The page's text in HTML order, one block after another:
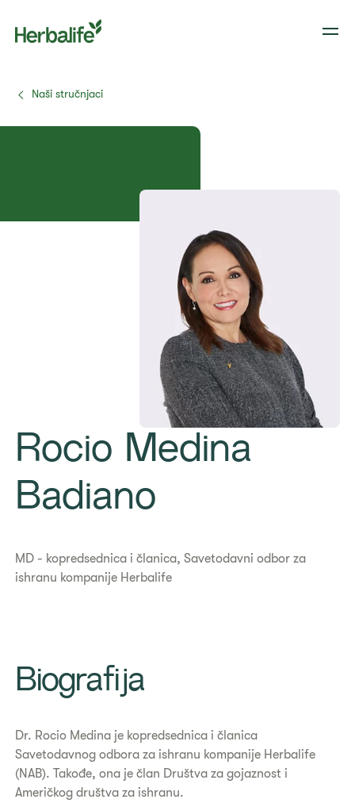
Naši stručnjaci
Rocio Medina
Badiano
MD - kopredsednica i članica, Savetodavni odbor za
ishranu kompanije Herbalife
Biografija
Dr. Rocio Medina je kopredsednica i članica
Savetodavnog odbora za ishranu kompanije Herbalife
(NAB). Takođe, ona je član Društva za gojaznost i
Američkog društva za ishranu.